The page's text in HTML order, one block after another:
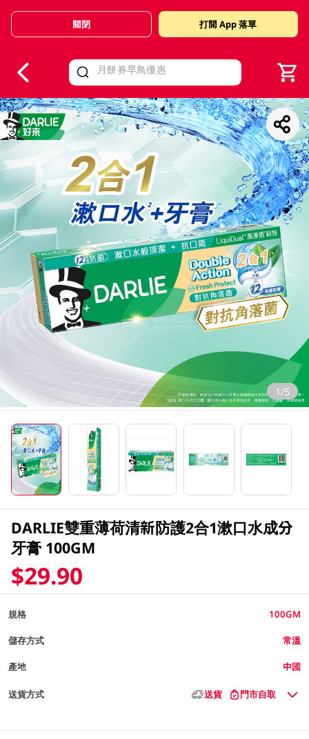
Valid Until 30 June 2026
關閉 打開 App 落單
1/5
DARLIE雙重薄荷清新防護2合1漱口水成分
牙膏 100GM
$29.90
規格 100GM
儲存方式 常溫
產地 中國
送貨方式 送貨 門市自取